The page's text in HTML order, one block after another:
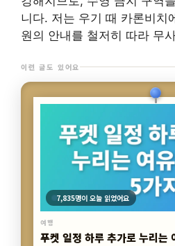
니다. 저는 우기 때 카론비치
원의 안내를 철저히 따라 무
이런 글도 있어요
7,835명이 오늘 읽었어요
여행
푸켓 일정 하루 추가로 누리는